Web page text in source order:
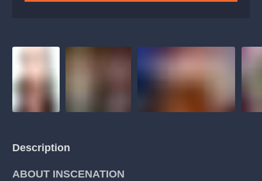
Description
ABOUT INSCENATION